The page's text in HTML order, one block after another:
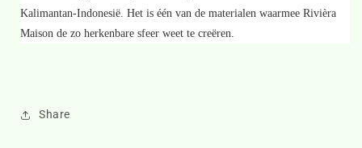
Kalimantan-Indonesië. Het is één van de materialen waarmee Rivièra
Maison de zo herkenbare sfeer weet te creëren.
Share